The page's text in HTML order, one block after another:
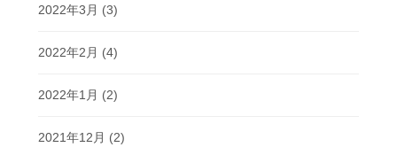
2022年3月 (3)
2022年2月 (4)
2022年1月 (2)
2021年12月 (2)